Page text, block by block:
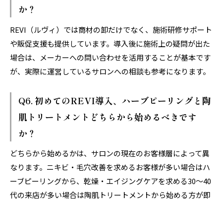
か？
REVI（ルヴィ）では商材の卸だけでなく、施術研修サポート
や販促支援も提供しています。導入後に施術上の疑問が出た
場合は、メーカーへの問い合わせを活用することが基本です
が、実際に運営しているサロンへの相談も参考になります。
Q6. 初めてのREVI導入、ハーブピーリングと陶
肌トリートメントどちらから始めるべきです
か？
どちらから始めるかは、サロンの現在のお客様層によって異
なります。ニキビ・毛穴改善を求めるお客様が多い場合はハ
ーブピーリングから、乾燥・エイジングケアを求める30〜40
代の来店が多い場合は陶肌トリートメントから始める方が即